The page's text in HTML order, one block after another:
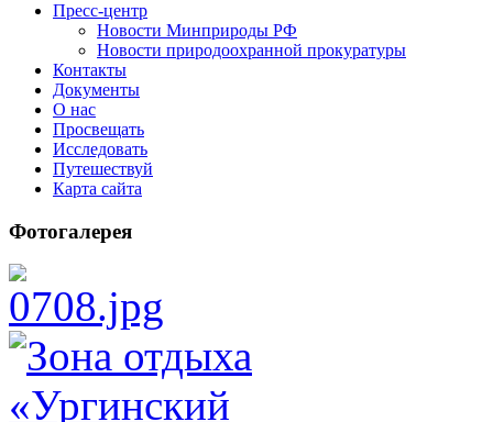
Пресс-центр
Новости Минприроды РФ
Новости природоохранной прокуратуры
Контакты
Документы
О нас
Просвещать
Исследовать
Путешествуй
Карта сайта
Фотогалерея